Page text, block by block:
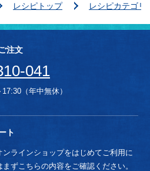
レシピトップ レシピカテゴ
注文
041
（年中無休）
ト
ンラインショップをはじめてご利用に
ずこちらの内容をご確認ください。